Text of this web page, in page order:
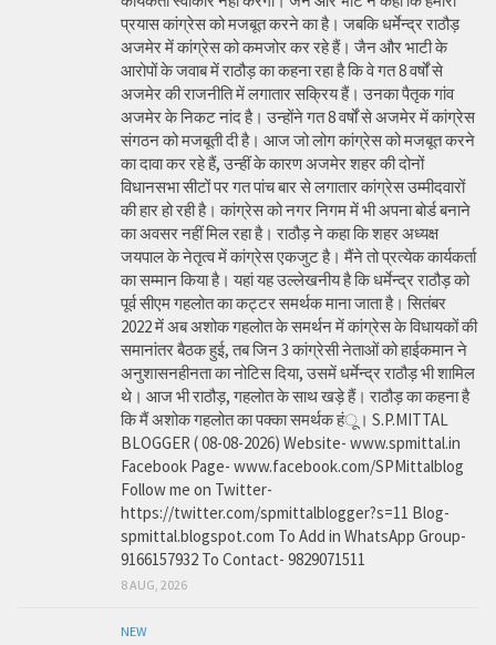
प्रयास कांग्रेस को मजबूत करने का है। जबकि धर्मेन्द्र राठौड़
अजमेर में कांग्रेस को कमजोर कर रहे हैं। जैन और भाटी के
आरोपों के जवाब में राठौड़ का कहना रहा है कि वे गत 8 वर्षों से
अजमेर की राजनीति में लगातार सक्रिय हैं। उनका पैतृक गांव
अजमेर के निकट नांद है। उन्होंने गत 8 वर्षों से अजमेर में कांग्रेस
संगठन को मजबूती दी है। आज जो लोग कांग्रेस को मजबूत करने
का दावा कर रहे हैं, उन्हीं के कारण अजमेर शहर की दोनों
विधानसभा सीटों पर गत पांच बार से लगातार कांग्रेस उम्मीदवारों
की हार हो रही है। कांग्रेस को नगर निगम में भी अपना बोर्ड बनाने
का अवसर नहीं मिल रहा है। राठौड़ ने कहा कि शहर अध्यक्ष
जयपाल के नेतृत्व में कांग्रेस एकजुट है। मैंने तो प्रत्येक कार्यकर्ता
का सम्मान किया है। यहां यह उल्लेखनीय है कि धर्मेन्द्र राठौड़ को
पूर्व सीएम गहलोत का कट्टर समर्थक माना जाता है। सितंबर
2022 में अब अशोक गहलोत के समर्थन में कांग्रेस के विधायकों की
समानांतर बैठक हुई, तब जिन 3 कांग्रेसी नेताओं को हाईकमान ने
अनुशासनहीनता का नोटिस दिया, उसमें धर्मेन्द्र राठौड़ भी शामिल
थे। आज भी राठौड़, गहलोत के साथ खड़े हैं। राठौड़ का कहना है
कि मैं अशोक गहलोत का पक्का समर्थक हंू। S.P.MITTAL
BLOGGER ( 08-08-2026) Website- www.spmittal.in
Facebook Page- www.facebook.com/SPMittalblog
Follow me on Twitter-
https://twitter.com/spmittalblogger?s=11 Blog-
spmittal.blogspot.com To Add in WhatsApp Group-
9166157932 To Contact- 9829071511
8 AUG, 2026
NEW